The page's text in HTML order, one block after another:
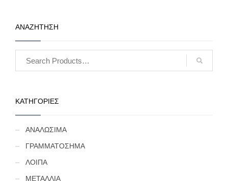
ΑΝΑΖΗΤΗΣΗ
ΚΑΤΗΓΟΡΙΕΣ
ΑΝΑΛΩΣΙΜΑ
ΓΡΑΜΜΑΤΟΣΗΜΑ
ΛΟΙΠΑ
ΜΕΤΑΛΛΙΑ